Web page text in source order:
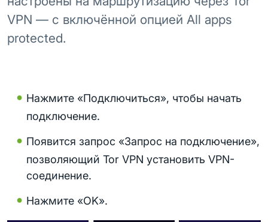
VPN — с включённой опцией All apps
protected.
Нажмите «Подключиться», чтобы начать
подключение.
Появится запрос «Запрос на подключение»,
позволяющий Tor VPN установить VPN-
соединение.
Нажмите «OK».